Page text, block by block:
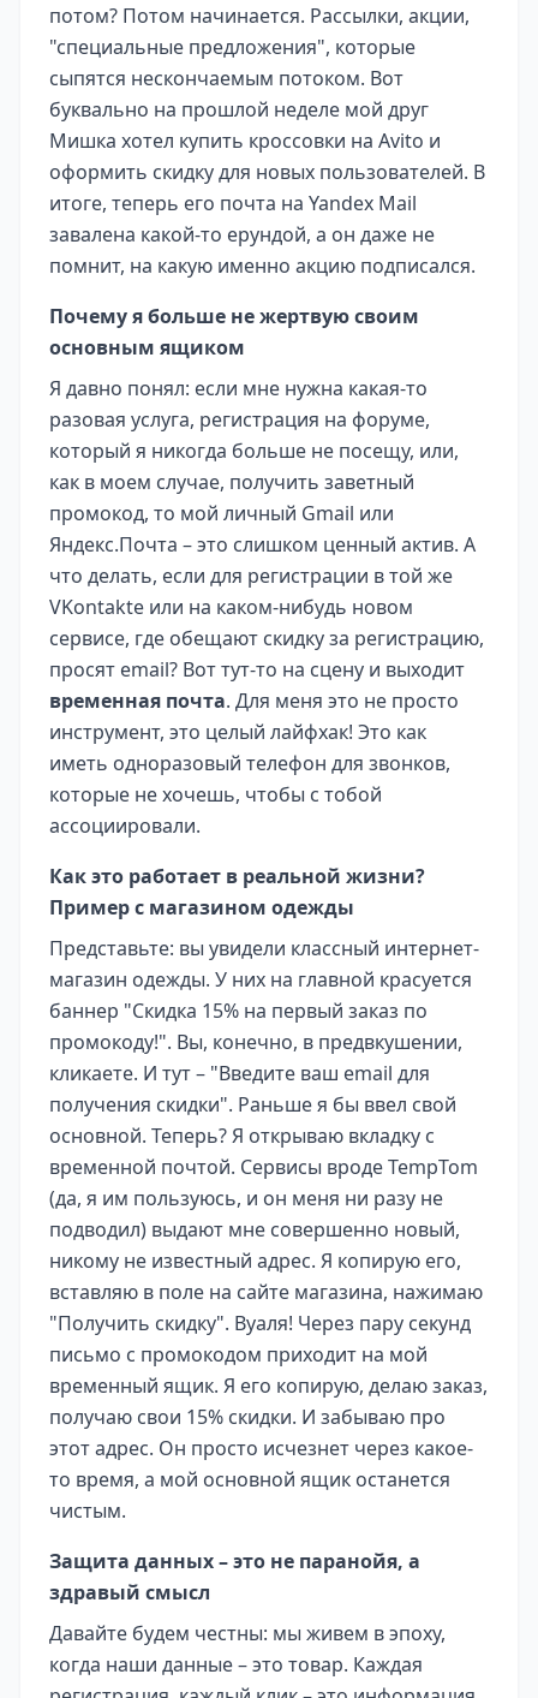
потом? Потом начинается. Рассылки, акции,
"специальные предложения", которые
сыпятся нескончаемым потоком. Вот
буквально на прошлой неделе мой друг
Мишка хотел купить кроссовки на Avito и
оформить скидку для новых пользователей. В
итоге, теперь его почта на Yandex Mail
завалена какой-то ерундой, а он даже не
помнит, на какую именно акцию подписался.
Почему я больше не жертвую своим
основным ящиком
Я давно понял: если мне нужна какая-то
разовая услуга, регистрация на форуме,
который я никогда больше не посещу, или,
как в моем случае, получить заветный
промокод, то мой личный Gmail или
Яндекс.Почта – это слишком ценный актив. А
что делать, если для регистрации в той же
VKontakte или на каком-нибудь новом
сервисе, где обещают скидку за регистрацию,
просят email? Вот тут-то на сцену и выходит
временная почта. Для меня это не просто
инструмент, это целый лайфхак! Это как
иметь одноразовый телефон для звонков,
которые не хочешь, чтобы с тобой
ассоциировали.
Как это работает в реальной жизни?
Пример с магазином одежды
Представьте: вы увидели классный интернет-
магазин одежды. У них на главной красуется
баннер "Скидка 15% на первый заказ по
промокоду!". Вы, конечно, в предвкушении,
кликаете. И тут – "Введите ваш email для
получения скидки". Раньше я бы ввел свой
основной. Теперь? Я открываю вкладку с
временной почтой. Сервисы вроде TempTom
(да, я им пользуюсь, и он меня ни разу не
подводил) выдают мне совершенно новый,
никому не известный адрес. Я копирую его,
вставляю в поле на сайте магазина, нажимаю
"Получить скидку". Вуаля! Через пару секунд
письмо с промокодом приходит на мой
временный ящик. Я его копирую, делаю заказ,
получаю свои 15% скидки. И забываю про
этот адрес. Он просто исчезнет через какое-
то время, а мой основной ящик останется
чистым.
Защита данных – это не паранойя, а
здравый смысл
Давайте будем честны: мы живем в эпоху,
когда наши данные – это товар. Каждая